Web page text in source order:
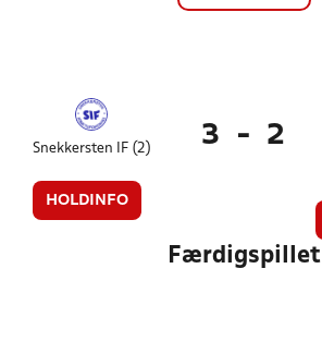
Snekkersten IF (2)
HOLDINFO
3 - 2
Færdigspillet